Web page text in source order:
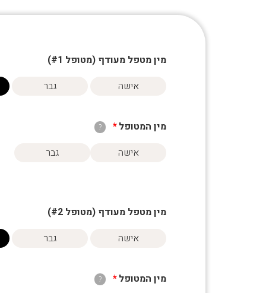
מין מטפל מעודף (מטופל # 1
)
אישה
גבר
מין המטופל*
?
אישה גבר
מין מטפל מעודף (מטופל # 2
)
אישה
גבר
מין המטופל*
?